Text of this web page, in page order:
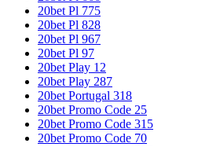
20bet Pl 775
20bet Pl 828
20bet Pl 967
20bet Pl 97
20bet Play 12
20bet Play 287
20bet Portugal 318
20bet Promo Code 25
20bet Promo Code 315
20bet Promo Code 70